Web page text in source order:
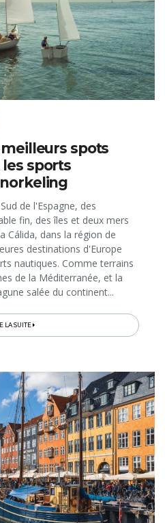
meilleurs spots
sports
de l'Espagne, des
fin, des îles et deux mers
Cálida, dans la région de
destinations d'Europe
nautiques. Comme terrains
de la Méditerranée, et la
salée du continent...
LA SUITE